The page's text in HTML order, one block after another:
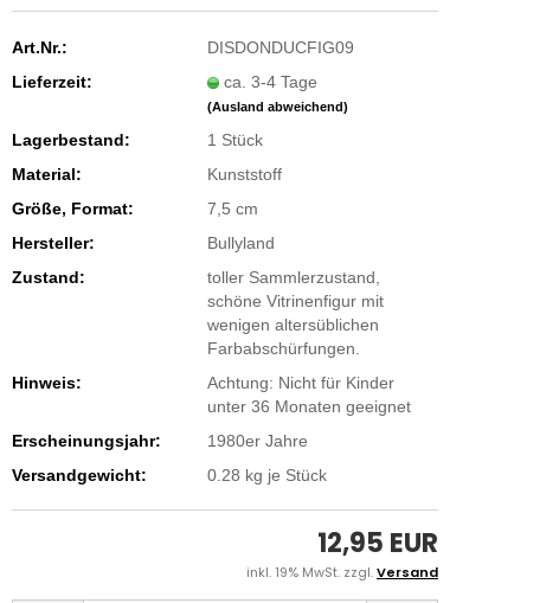
Art.Nr.:
DISDONDUCFIG09
Lieferzeit:
ca. 3-4 Tage
(Ausland abweichend)
Lagerbestand: 1 Stück
Material:
Kunststoff
Größe, Format:
7,5 cm
Hersteller:
Bullyland
Zustand:
toller Sammlerzustand,
schöne Vitrinenfigur mit
wenigen altersüblichen
Farbabschürfungen.
Hinweis:
Achtung: Nicht für Kinder
unter 36 Monaten geeignet
Erscheinungsjahr:
1980er Jahre
Versandgewicht:
0.28 kg je Stück
12,95 EUR
inkl. 19% MwSt. zzgl.Versand